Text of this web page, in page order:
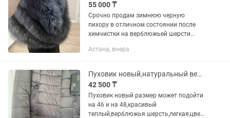
55 000 ₸
Срочно продам зимнюю черную
пихору в отличном состоянии после
химчистки на верблюжьей шерсти
чернобурки, более подробное видео
Астана, вчера
Пуховик новый,натуральный верблюжья шерсть,легкая,цвет серый оччень красиво
42 500 ₸
Пуховик новый размер может подойти
на 46 и на 48,красивый
теплый,верблюжья шерсть,легкая,цвет